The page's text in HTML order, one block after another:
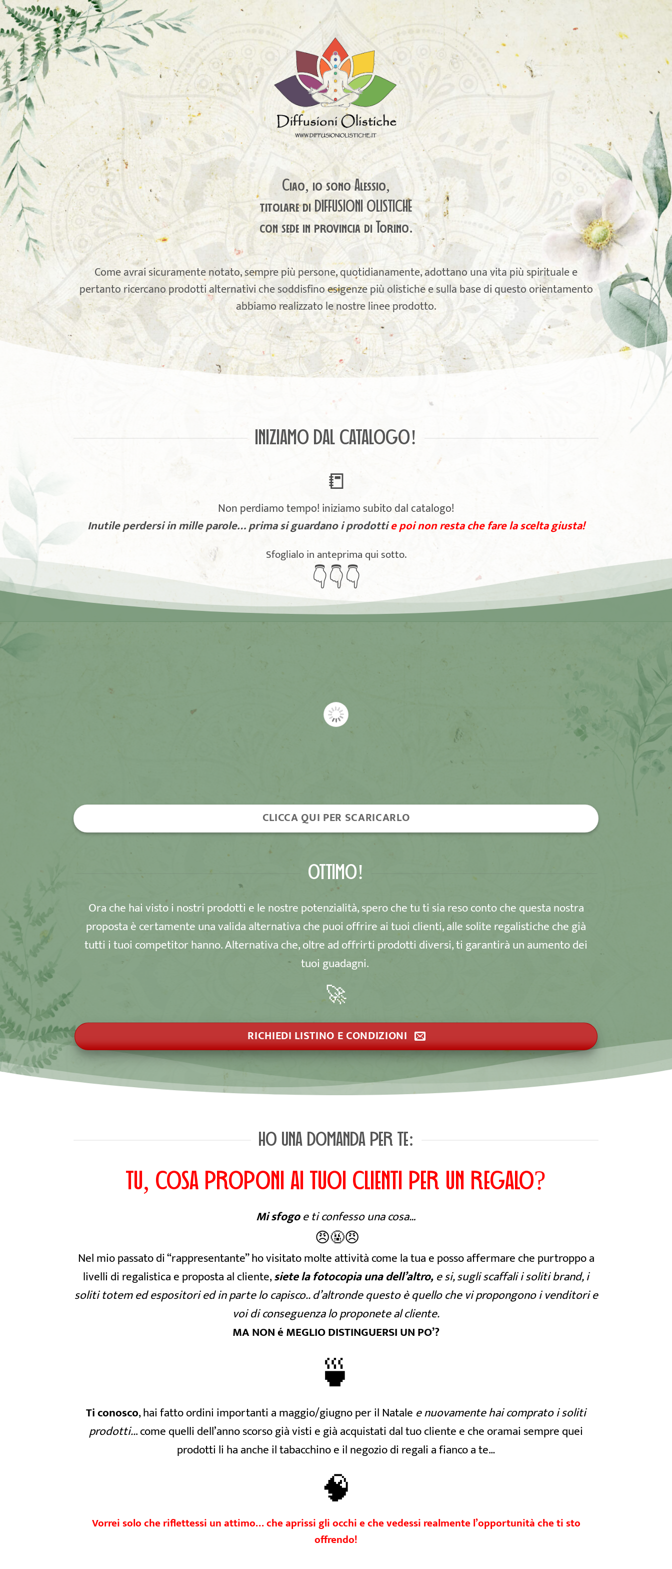
Ciao, io sono Alessio,
titolare di DIFFUSIONI OLISTICHE
con sede in provincia di Torino.
Come avrai sicuramente notato, sempre più persone, quotidianamente, adottano una vita più spirituale e
pertanto ricercano prodotti alternativi che soddisfino esigenze più olistiche e sulla base di questo orientamento
abbiamo realizzato le nostre linee prodotto.
INIZIAMO DAL CATALOGO!
📒
Non perdiamo tempo! iniziamo subito dal catalogo!
Inutile perdersi in mille parole… prima si guardano i prodottie poi non resta che fare la scelta giusta!
Sfoglialo in anteprima qui sotto.
👇👇👇
CLICCA QUI PER SCARICARLO
OTTIMO!
Ora che hai visto i nostri prodotti e le nostre potenzialità, spero che tu ti sia reso conto che questa nostra
proposta è certamente una valida alternativa che puoi offrire ai tuoi clienti, alle solite regalistiche che già
tutti i tuoi competitor hanno. Alternativa che, oltre ad offrirti prodotti diversi, ti garantirà un aumento dei
tuoi guadagni.
🚀
RICHIEDI LISTINO E CONDIZIONI
HO UNA DOMANDA PER TE:
TU, COSA PROPONI AI TUOI CLIENTI PER UN REGALO?
Mi sfogoe ti confesso una cosa…
😠🤬😠
Nel mio passato di “rappresentante” ho visitato molte attività come la tua e posso affermare che purtroppo a
livelli di regalistica e proposta al cliente,siete la fotocopia una dell’altro,e si, sugli scaffali i soliti brand, i
soliti totem ed espositori ed in parte lo capisco.. d’altronde questo è quello che vi propongono i venditori e
voi di conseguenza lo proponete al cliente.
MA NON é MEGLIO DISTINGUERSI UN PO’?
🍵
Ti conosco, hai fatto ordini importanti a maggio/giugno per il Natale e nuovamente hai comprato i soliti
prodotti... come quelli dell’anno scorso già visti e già acquistati dal tuo cliente e che oramai sempre quei
prodotti li ha anche il tabacchino e il negozio di regali a fianco a te…
🧠
Vorrei solo che riflettessi un attimo… che aprissi gli occhi e che vedessi realmente l’opportunità che ti sto
offrendo!